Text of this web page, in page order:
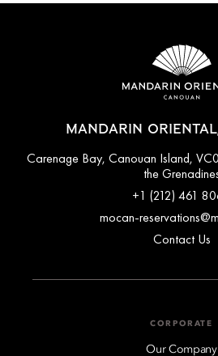
MANDARIN
Carenage Bay, Canouan Island,
the
+1 (212) 461
mocan-
Contact Us
CORPORATE
Our Company